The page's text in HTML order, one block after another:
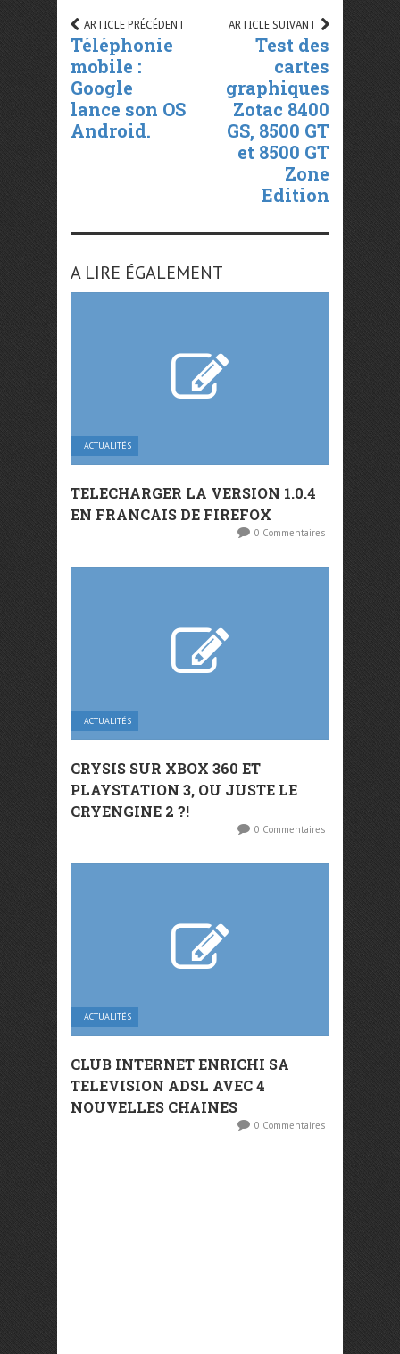
ARTICLE PRÉCÉDENT
Téléphonie
mobile :
Google
lance son OS
Android.
ARTICLE SUIVANT
Test des
cartes
graphiques
Zotac 8400
GS, 8500 GT
et 8500 GT
Zone
Edition
A LIRE ÉGALEMENT
ACTUALITÉS
TELECHARGER LA VERSION 1.0.4
EN FRANCAIS DE FIREFOX
0 Commentaires
ACTUALITÉS
CRYSIS SUR XBOX 360 ET
PLAYSTATION 3, OU JUSTE LE
CRYENGINE 2 ?!
0 Commentaires
ACTUALITÉS
CLUB INTERNET ENRICHI SA
TELEVISION ADSL AVEC 4
NOUVELLES CHAINES
0 Commentaires